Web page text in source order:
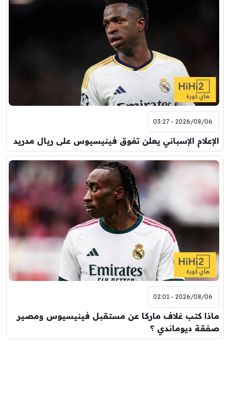
2026/08/06 - 03:27
الإعلام الإسباني يعلن تفوق فينيسيوس على ريال مدريد
2026/08/06 - 02:01
ماذا كتب غلاف ماركا عن مستقبل فينيسيوس ومصير
صفقة ديوماندي ؟